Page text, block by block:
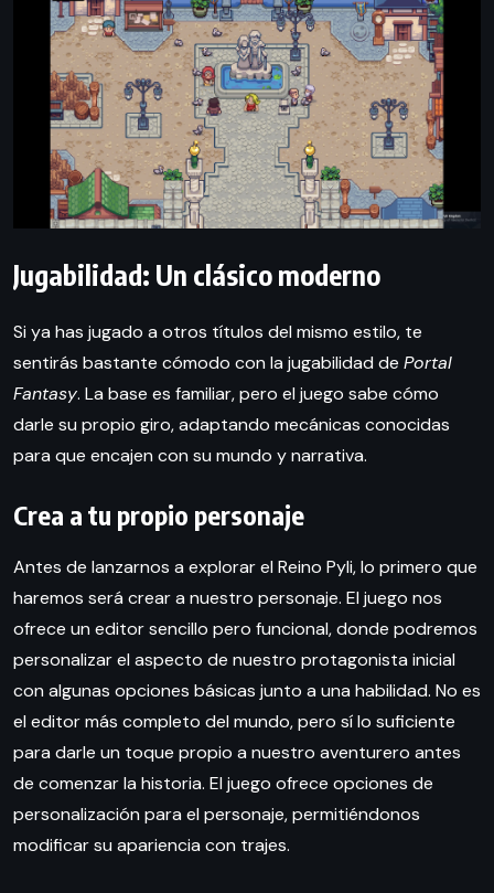
Jugabilidad: Un clásico moderno
Si ya has jugado a otros títulos del mismo estilo, te
sentirás bastante cómodo con la jugabilidad de Portal
Fantasy. La base es familiar, pero el juego sabe cómo
darle su propio giro, adaptando mecánicas conocidas
para que encajen con su mundo y narrativa.
Crea a tu propio personaje
Antes de lanzarnos a explorar el Reino Pyli, lo primero que
haremos será crear a nuestro personaje. El juego nos
ofrece un editor sencillo pero funcional, donde podremos
personalizar el aspecto de nuestro protagonista inicial
con algunas opciones básicas junto a una habilidad. No es
el editor más completo del mundo, pero sí lo suficiente
para darle un toque propio a nuestro aventurero antes
de comenzar la historia. El juego ofrece opciones de
personalización para el personaje, permitiéndonos
modificar su apariencia con trajes.